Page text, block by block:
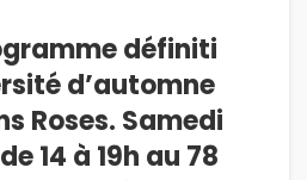
définiti
d’automne
Roses. Samedi
14 à 19h au 78